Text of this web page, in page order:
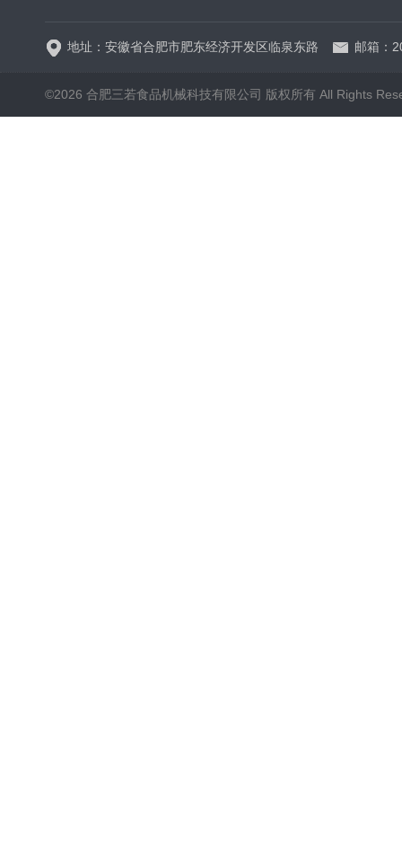
地址：安徽省合肥市肥东经济开发区临泉东路 邮箱：
©2026 合肥三若食品机械科技有限公司 版权所有 All Rights